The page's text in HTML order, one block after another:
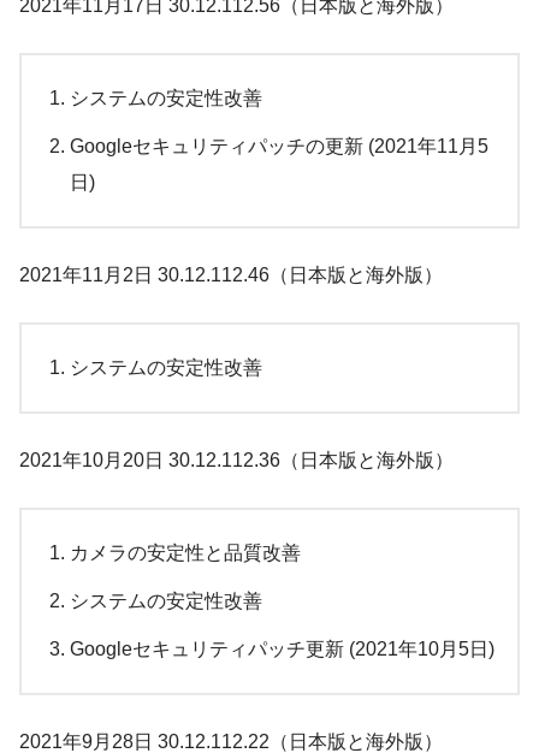
2021年11月17日 30.12.112.56（日本版と海外版）
システムの安定性改善
Googleセキュリティパッチの更新 (2021年11月5
日)
2021年11月2日 30.12.112.46（日本版と海外版）
システムの安定性改善
2021年10月20日 30.12.112.36（日本版と海外版）
カメラの安定性と品質改善
システムの安定性改善
Googleセキュリティパッチ更新 (2021年10月5日)
2021年9月28日 30.12.112.22（日本版と海外版）